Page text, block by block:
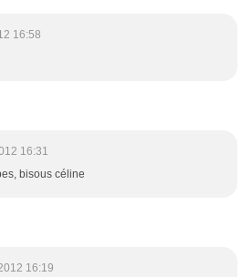
16:58
16:31
bisous céline
16:19